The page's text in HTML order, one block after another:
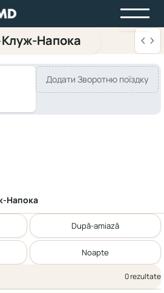
Клуж-Напока
Додати Зворотню поїздку
Напока
După-amiază
Noapte
0 rezultate